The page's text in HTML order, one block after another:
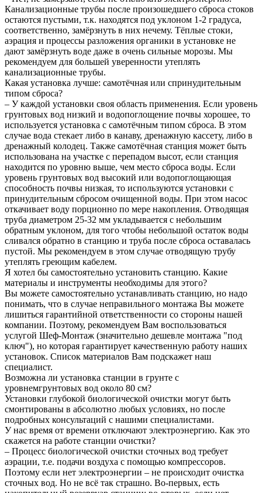
Канализационные трубы после произошедшего сброса стоков
остаются пустыми, т.к. находятся под уклоном 1-2 градуса,
соответственно, замёрзнуть в них нечему. Тёплые стоки,
аэрация и процессы разложения органики в установке не
дают замёрзнуть воде даже в очень сильные морозы. Мы
рекомендуем для большей уверенности утеплять
канализационные трубы.
Какая установка лучше: самотёчная или спринудительным
типом сброса?
– У каждой установки своя область применения. Если уровень
грунтовых вод низкий и водопоглощение почвы хорошее, то
используется установка с самотёчным типом сброса. В этом
случае вода стекает либо в канаву, дренажную кассету, либо в
дренажный колодец. Также самотёчная станция может быть
использована на участке с перепадом высот, если станция
находится по уровню выше, чем место сброса воды. Если
уровень грунтовых вод высокий или водопоглощающая
способность почвы низкая, то используются установки с
принудительным сбросом очищенной воды. При этом насос
откачивает воду порционно по мере накопления. Отводящая
труба диаметром 25-32 мм укладывается с небольшим
обратным уклоном, для того чтобы небольшой остаток воды
сливался обратно в станцию и труба после сброса оставалась
пустой. Мы рекомендуем в этом случае отводящую трубу
утеплять греющим кабелем.
Я хотел бы самостоятельно установить станцию. Какие
материалы и инструменты необходимы для этого?
Вы можете самостоятельно устанавливать станцию, но надо
понимать, что в случае неправильного монтажа Вы можете
лишиться гарантийной ответственности со стороны нашей
компании. Поэтому, рекомендуем Вам воспользоваться
услугой Шеф-Монтаж (значительно дешевле монтажа "под
ключ"), но которая гарантирует качественную работу наших
установок. Список материалов Вам подскажет наш
специалист.
Возможна ли установка станции в грунте с
уровнемгрунтовых вод около 80 см?
Установки глубокой биологической очистки могут быть
смонтированы в абсолютно любых условиях, но после
подробных консультаций с нашими специалистами.
У нас время от времени отключают электроэнергию. Как это
скажется на работе станции очистки?
– Процесс биологической очистки сточных вод требует
аэрации, т.е. подачи воздуха с помощью компрессоров.
Поэтому если нет электроэнергии – не происходит очистка
сточных вод. Но не всё так страшно. Во-первых, есть